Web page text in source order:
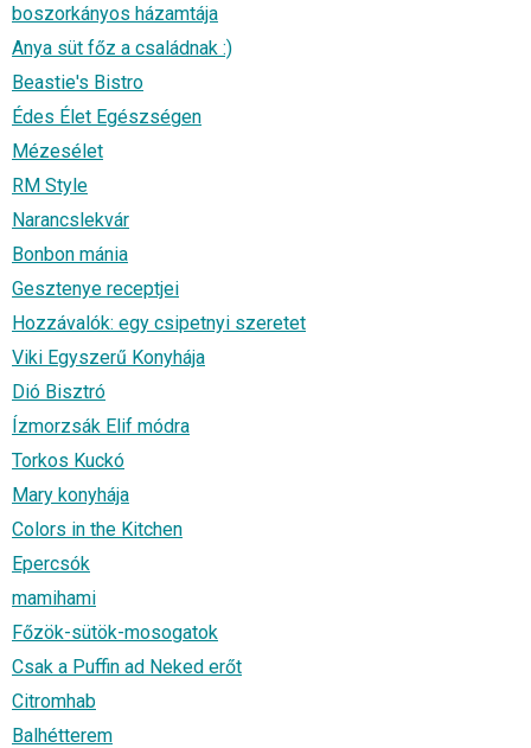
boszorkányos házamtája
Anya süt főz a családnak :)
Beastie's Bistro
Édes Élet Egészségen
Mézesélet
RM Style
Narancslekvár
Bonbon mánia
Gesztenye receptjei
Hozzávalók: egy csipetnyi szeretet
Viki Egyszerű Konyhája
Dió Bisztró
Ízmorzsák Elif módra
Torkos Kuckó
Mary konyhája
Colors in the Kitchen
Epercsók
mamihami
Főzök-sütök-mosogatok
Csak a Puffin ad Neked erőt
Citromhab
Balhétterem